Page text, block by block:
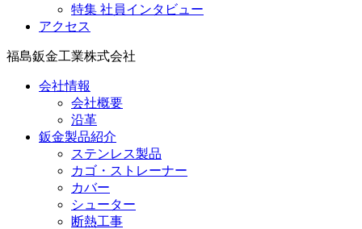
特集 社員インタビュー
アクセス
福島鈑金工業株式会社
会社情報
会社概要
沿革
鈑金製品紹介
ステンレス製品
カゴ・ストレーナー
カバー
シューター
断熱工事